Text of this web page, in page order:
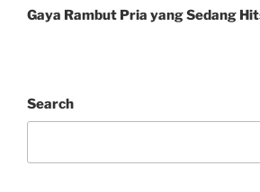
Post
Gaya Rambut Pria yang Sedang
Search